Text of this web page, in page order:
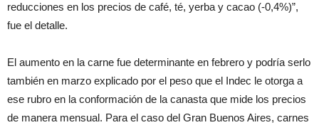
reducciones en los precios de café, té, yerba y cacao (-0,4%)”,
fue el detalle.
El aumento en la carne fue determinante en febrero y podría serlo
también en marzo explicado por el peso que el Indec le otorga a
ese rubro en la conformación de la canasta que mide los precios
de manera mensual. Para el caso del Gran Buenos Aires, carnes